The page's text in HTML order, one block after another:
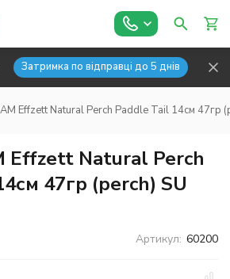
Затримка по відправці до 5 днів
Effzett Natural Perch Paddle Tail 14см 47гр
Effzett Natural Perch
47гр (perch) SU
Артикул: 60200